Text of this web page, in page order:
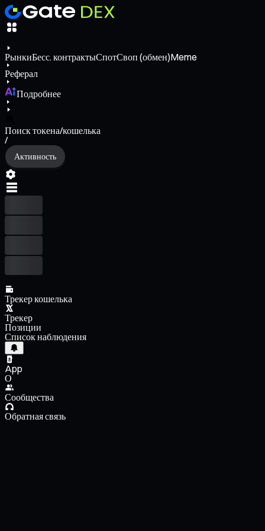
РынкиБесс. контрактыСпотСвоп (обмен)Meme
Реферал
Подробнее
Поиск токена/кошелька
/
Активность
Трекер кошелька
Трекер
Позиции
Список наблюдения
App
О
Сообщества
Обратная связь